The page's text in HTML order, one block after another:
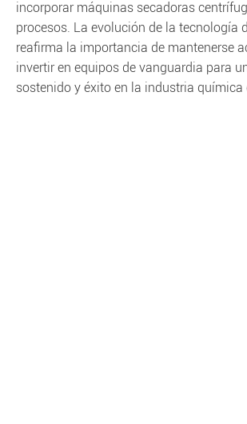
incorporar máquinas secadoras
procesos. La evolución de la tecnología
reafirma la importancia de mantenerse
invertir en equipos de vanguardia para
sostenido y éxito en la industria